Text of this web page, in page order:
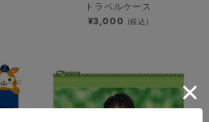
トラベルケース
¥3,000 (税込)